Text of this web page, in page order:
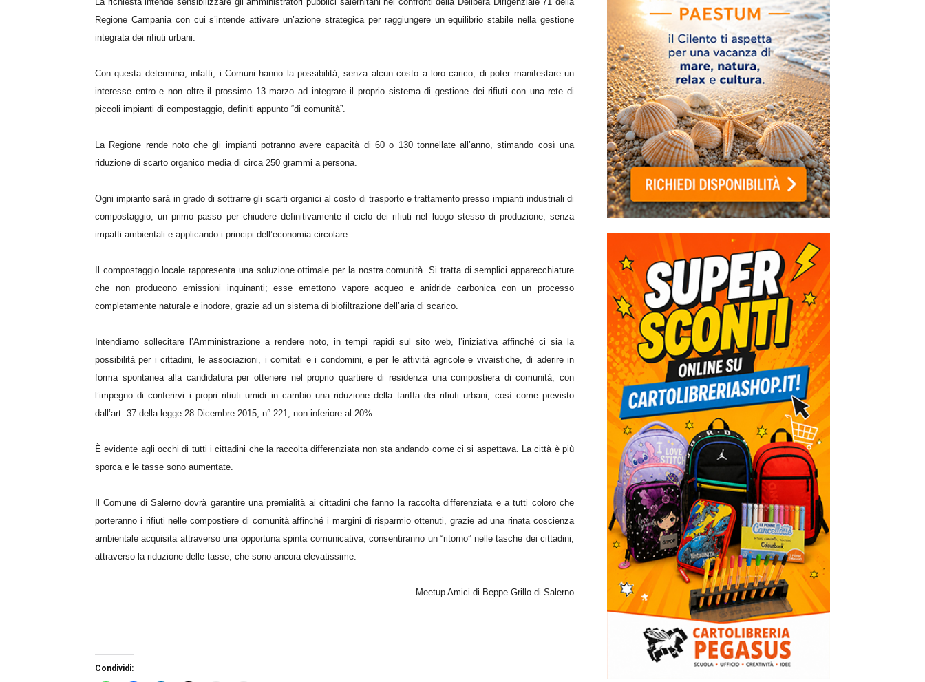
Regione Campania con cui s’intende attivare un’azione strategica per raggiungere un equilibrio stabile nella gestione
integrata dei rifiuti urbani.
Con questa determina, infatti, i Comuni hanno la possibilità, senza alcun costo a loro carico, di poter manifestare un
interesse entro e non oltre il prossimo 13 marzo ad integrare il proprio sistema di gestione dei rifiuti con una rete di
piccoli impianti di compostaggio, definiti appunto “di comunità”.
La Regione rende noto che gli impianti potranno avere capacità di 60 o 130 tonnellate all’anno, stimando così una
riduzione di scarto organico media di circa 250 grammi a persona.
Ogni impianto sarà in grado di sottrarre gli scarti organici al costo di trasporto e trattamento presso impianti industriali di
compostaggio, un primo passo per chiudere definitivamente il ciclo dei rifiuti nel luogo stesso di produzione, senza
impatti ambientali e applicando i principi dell’economia circolare.
Il compostaggio locale rappresenta una soluzione ottimale per la nostra comunità. Si tratta di semplici apparecchiature
che non producono emissioni inquinanti; esse emettono vapore acqueo e anidride carbonica con un processo
completamente naturale e inodore, grazie ad un sistema di biofiltrazione dell’aria di scarico.
Intendiamo sollecitare l’Amministrazione a rendere noto, in tempi rapidi sul sito web, l’iniziativa affinché ci sia la
possibilità per i cittadini,
leassociazioni, icomitati ei condomini, e per le attività agricole e vivaistiche, di aderire in
forma spontanea alla candidatura per ottenere nel proprio quartiere di residenza una compostiera di comunità, con
l’impegno di conferirvi i propri rifiuti umidi in cambio una riduzione della tariffa dei rifiuti urbani, così come previsto
dall’art. 37 della legge 28 Dicembre 2015, n° 221, non inferiore al 20%.
È evidente agli occhi di tutti i cittadini che la raccolta differenziata non sta andando come ci si aspettava. La città è più
sporca e le tasse sono aumentate.
Il Comune di Salerno dovrà garantire una premialità ai cittadini che fanno la raccolta differenziata e a tutti coloro che
porteranno i rifiuti nelle compostiere di comunità affinché i margini di risparmio ottenuti, grazie ad una rinatacoscienza
ambientaleacquisita attraverso una opportuna spinta comunicativa, consentiranno un “ritorno” nelle tasche dei cittadini,
attraverso la riduzione delle tasse, che sono ancora elevatissime.
Meetup Amici di Beppe Grillo di Salerno
Condividi: